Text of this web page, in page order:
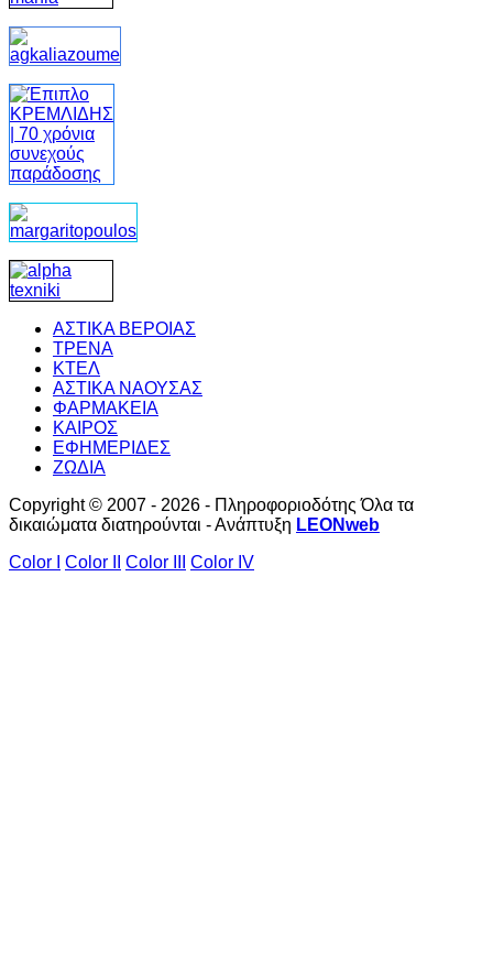
ΑΣΤΙΚΑ ΒΕΡΟΙΑΣ
ΤΡΕΝΑ
ΚΤΕΛ
ΑΣΤΙΚΑ ΝΑΟΥΣΑΣ
ΦΑΡΜΑΚΕΙΑ
ΚΑΙΡΟΣ
ΕΦΗΜΕΡΙΔΕΣ
ΖΩΔΙΑ
Copyright © 2007 - 2026 - Πληροφοριοδότης Όλα τα
δικαιώματα διατηρούνται - Ανάπτυξη LEONweb
Color I
Color II Color III Color IV